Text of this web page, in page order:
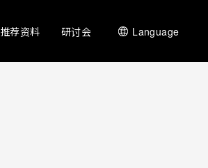
推荐资料 研讨会 Language